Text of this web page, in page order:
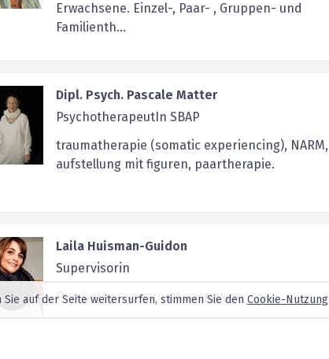
Erwachsene. Einzel-, Paar- , Gruppen- und
Familienth...
Dipl. Psych. Pascale Matter
PsychotherapeutIn SBAP
traumatherapie (somatic experiencing), NARM,
aufstellung mit figuren, paartherapie.
Laila Huisman-Guidon
Supervisorin
Psychotherapie und Supervision
auf der Seite weitersurfen, stimmen Sie den Cookie-Nutzung